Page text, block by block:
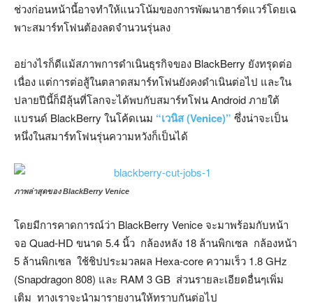
ช่วงก่อนหน้านี้อาจทำให้แนวโน้มของการพัฒนาฮาร์ดแวร์โดยเฉ
พาะสมาร์ทโฟนต้องลดจำนวนรุ่นลง
อย่างไรก็ดีแม้สภาพการดำเนินธุรกิจของ BlackBerry ยังทรุดต่อ
เนื่อง แต่การต่อสู้ในตลาดสมาร์ทโฟนยังคงดำเนินต่อไป และใน
ปลายปีนี้ก็มีลุ้นที่โลกจะได้พบกับสมาร์ทโฟน Android ภายใต้
แบรนด์ BlackBerry ในโค้ดเนม “เวนิส (Venice)” ซึ่งน่าจะเป็น
หนึ่งในสมาร์ทโฟนรุ่นความหวังก็เป็นได้
ภาพล่าสุดของ BlackBerry Venice
โดยมีการคาดการณ์ว่า BlackBerry Venice จะมาพร้อมกับหน้า
จอ Quad-HD ขนาด 5.4 นิ้ว กล้องหลัง 18 ล้านพิกเซล กล้องหน้า
5 ล้านพิกเซล ใช้ชิปประมวลผล Hexa-core ความเร็ว 1.8 GHz
(Snapdragon 808) และ RAM 3 GB ส่วนรายละเอียดอื่นๆเพิ่ม
เติม ทางเราจะนำมารายงานให้ทราบกันต่อไป